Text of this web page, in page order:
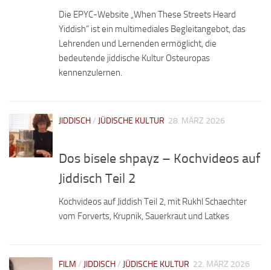
Die EPYC-Website „When These Streets Heard
Yiddish“ ist ein multimediales Begleitangebot, das
Lehrenden und Lernenden ermöglicht, die
bedeutende jiddische Kultur Osteuropas
kennenzulernen.
JIDDISCH/ JÜDISCHE KULTUR 28. MÄRZ 2026
Dos bisele shpayz – Kochvideos auf
Jiddisch Teil 2
Kochvideos auf Jiddish Teil 2, mit Rukhl Schaechter
vom Forverts, Krupnik, Sauerkraut und Latkes
FILM / JIDDISCH/ JÜDISCHE KULTUR 22. MÄRZ 2026